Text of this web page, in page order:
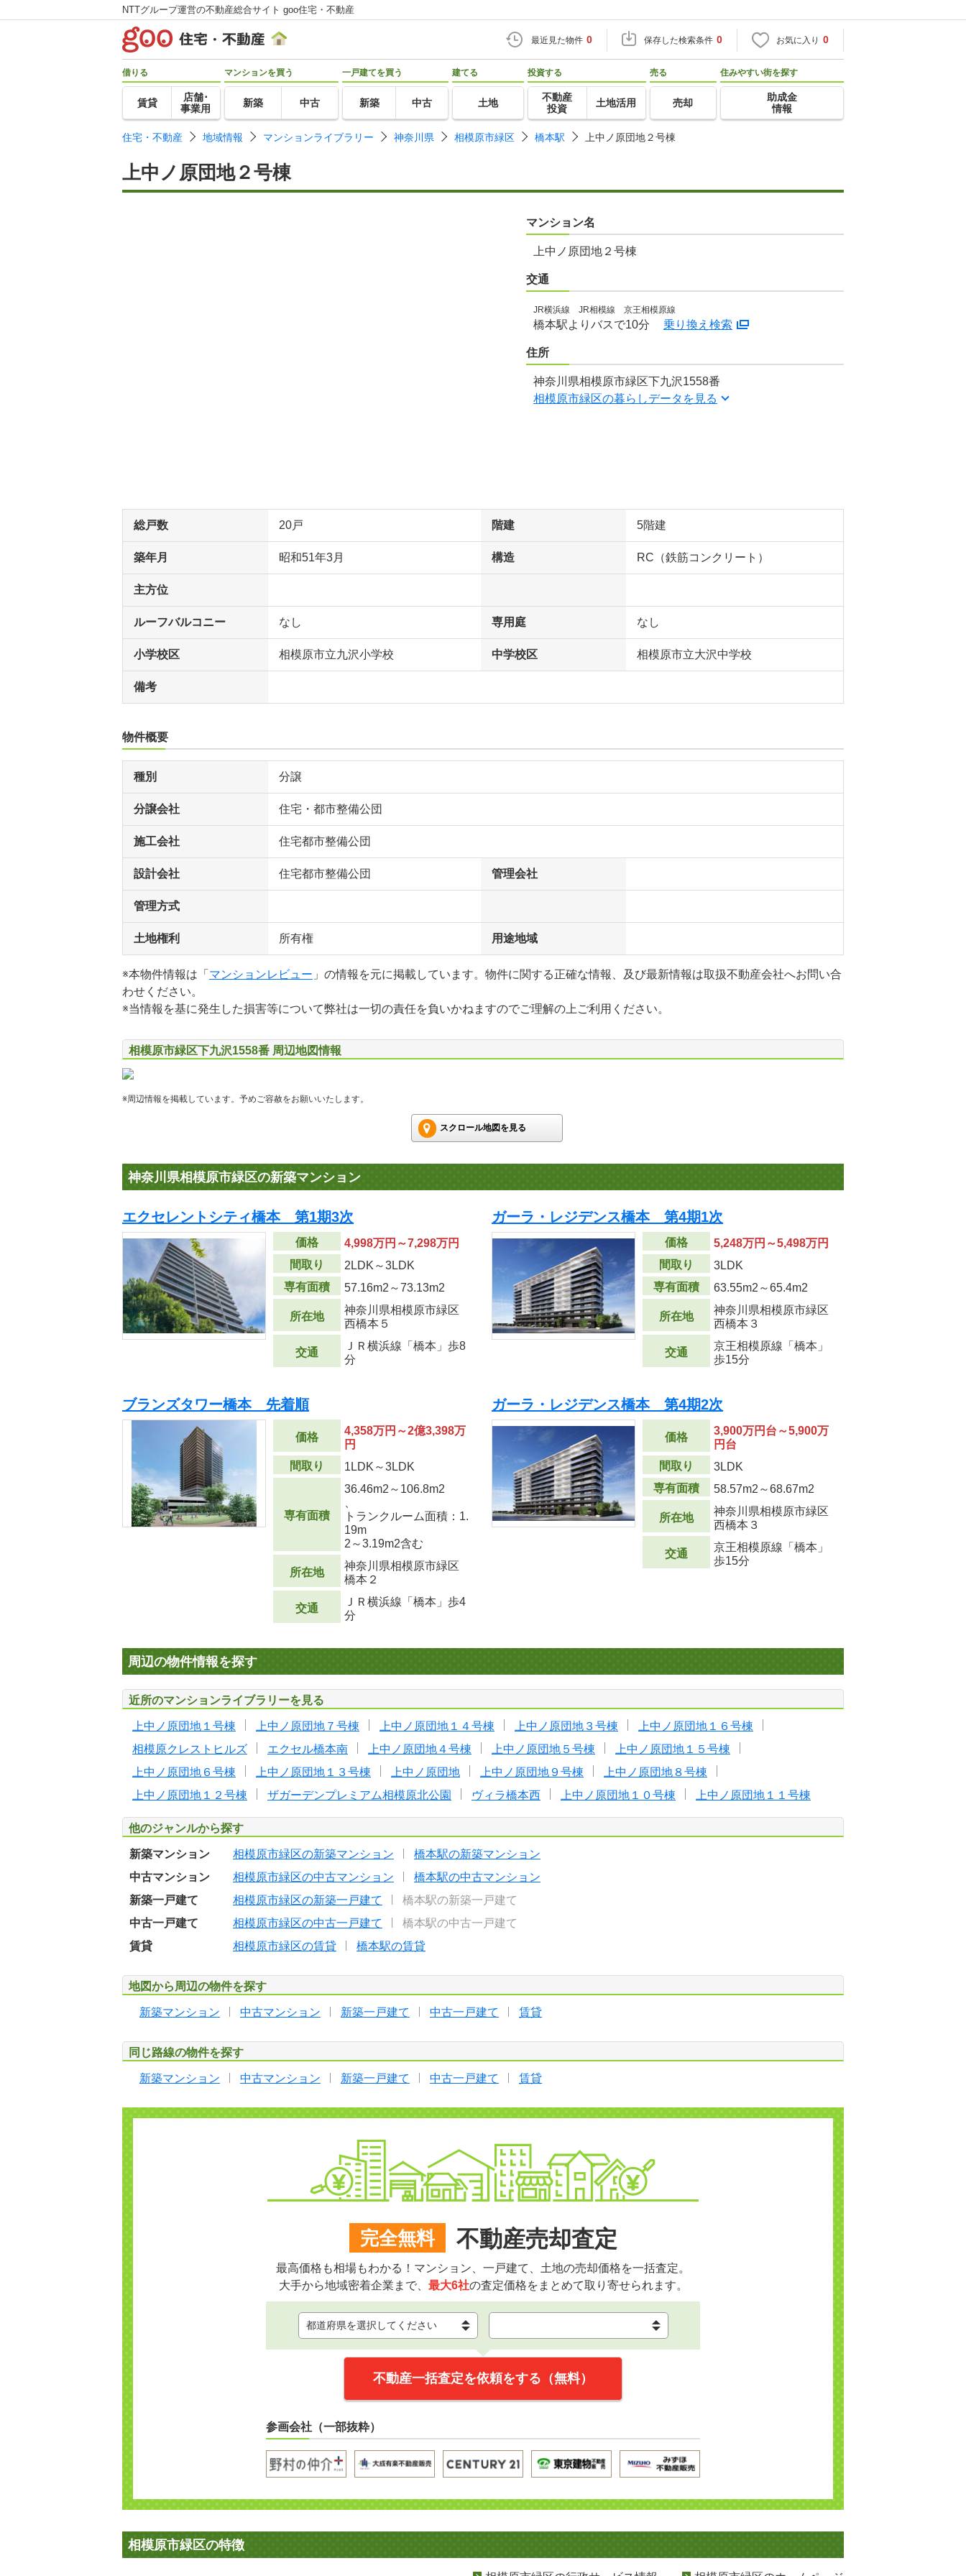
NTTグループ運営の不動産総合サイト goo住宅・不動産
最近見た物件 0 保存した検索条件 0 お気に入り 0
借りる
賃貸
店舗･
事業用
マンションを買う
新築 中古
一戸建てを買う
新築 中古
建てる
土地
投資する
不動産
投資
土地活用
売る
売却
住みやすい街を探す
助成金
情報
住宅・不動産 地域情報 マンションライブラリー 神奈川県 相模原市緑区 橋本駅 上中ノ原団地２号棟
上中ノ原団地２号棟
マンション名
上中ノ原団地２号棟
交通
JR横浜線 JR相模線 京王相模原線
橋本駅よりバスで10分 乗り換え検索
住所
神奈川県相模原市緑区下九沢1558番
相模原市緑区の暮らしデータを見る
総戸数 20戸 階建 5階建
築年月 昭和51年3月 構造 RC（鉄筋コンクリート）
主方位
ルーフバルコニー なし 専用庭 なし
小学校区 相模原市立九沢小学校 中学校区 相模原市立大沢中学校
備考
物件概要
種別 分譲
分譲会社 住宅・都市整備公団
施工会社 住宅都市整備公団
設計会社 住宅都市整備公団 管理会社
管理方式
土地権利 所有権 用途地域
※本物件情報は「 マンションレビュー 」の情報を元に掲載しています。物件に関する正確な情報、及び最新情報は取扱不動産会社へお問い合
わせください。
※当情報を基に発生した損害等について弊社は一切の責任を負いかねますのでご理解の上ご利用ください。
相模原市緑区下九沢1558番 周辺地図情報
※周辺情報を掲載しています。予めご容赦をお願いいたします。
スクロール地図を見る
神奈川県相模原市緑区の新築マンション
エクセレントシティ橋本 第1期3次
価格
4,998万円～7,298万円
間取り
2LDK～3LDK
専有面積
57.16m2 ～73.13m2
所在地
神奈川県相模原市緑区
西橋本５
交通
ＪＲ横浜線「橋本」歩8
分
ガーラ・レジデンス橋本 第4期1次
価格
5,248万円～5,498万円
間取り
3LDK
専有面積
63.55m2 ～65.4m2
所在地
神奈川県相模原市緑区
西橋本３
交通
京王相模原線「橋本」
歩15分
ブランズタワー橋本 先着順
価格
4,358万円～2億3,398万
円
間取り
1LDK～3LDK
専有面積
36.46m2 ～106.8m2
トランクルーム面積：1.
19m
2 ～3.19m2含む
所在地
神奈川県相模原市緑区
橋本２
交通
ＪＲ横浜線「橋本」歩4
分
ガーラ・レジデンス橋本 第4期2次
価格
3,900万円台～5,900万
円台
間取り
3LDK
専有面積
58.57m2 ～68.67m2
所在地
神奈川県相模原市緑区
西橋本３
交通
京王相模原線「橋本」
歩15分
周辺の物件情報を探す
近所のマンションライブラリーを見る
上中ノ原団地１号棟 上中ノ原団地７号棟 上中ノ原団地１４号棟 上中ノ原団地３号棟
上中ノ原団地１６号棟
相模原クレストヒルズ
エクセル橋本南 上中ノ原団地４号棟 上中ノ原団地５号棟
上中ノ原団地１５号棟
上中ノ原団地６号棟
上中ノ原団地１３号棟 上中ノ原団地 上中ノ原団地９号棟
上中ノ原団地８号棟
上中ノ原団地１２号棟
ザガーデンプレミアム相模原北公園 ヴィラ橋本西 上中ノ原団地１０号棟 上中ノ原団地１１号棟
他のジャンルから探す
新築マンション 相模原市緑区の新築マンション
橋本駅の新築マンション
中古マンション
相模原市緑区の中古マンション
橋本駅の中古マンション
新築一戸建て
相模原市緑区の新築一戸建て
橋本駅の新築一戸建て
中古一戸建て
相模原市緑区の中古一戸建て
橋本駅の中古一戸建て
賃貸
相模原市緑区の賃貸 橋本駅の賃貸
地図から周辺の物件を探す
新築マンション 中古マンション 新築一戸建て 中古一戸建て 賃貸
同じ路線の物件を探す
新築マンション 中古マンション 新築一戸建て 中古一戸建て 賃貸
完全無料 不動産売却査定
最高価格も相場もわかる！マンション、一戸建て、土地の売却価格を一括査定。
大手から地域密着企業まで、 最大6社の査定価格をまとめて取り寄せられます。
不動産一括査定を依頼をする（無料）
参画会社（一部抜粋）
相模原市緑区の特徴